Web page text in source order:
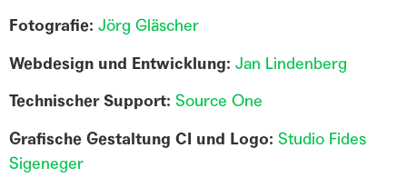
Fotografie: Jörg Gläscher
Webdesign und Entwicklung: Jan Lindenberg
Technischer Support: Source One
Grafische Gestaltung CI und Logo: Studio Fides
Sigeneger